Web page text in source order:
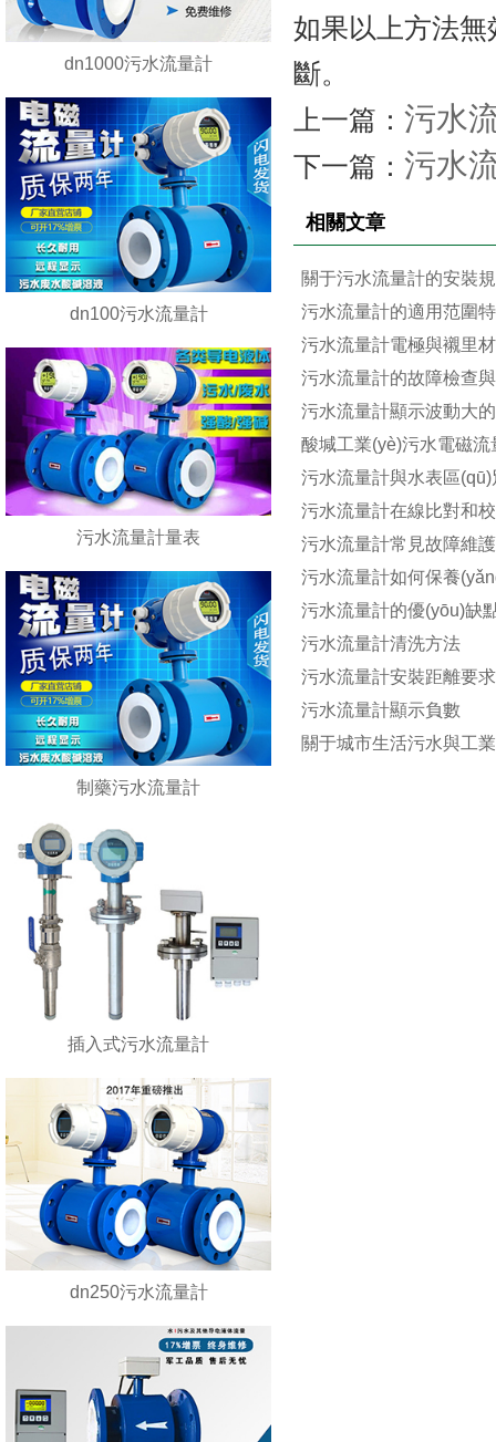
dn1000污水流量計
dn100污水流量計
污水流量計量表
制藥污水流量計
插入式污水流量計
dn250污水流量計
如果以上方法無
斷。
上一篇： 污水
下一篇： 污水
相關文章
關于污水流量計的安裝
污水流量計的適用范圍
污水流量計電極與襯里
污水流量計的故障檢查
污水流量計顯示波動大
酸堿工業(yè)污水電磁
污水流量計與水表區(qū)
污水流量計在線比對和
污水流量計常見故障維護
污水流量計如何保養
污水流量計的優(yōu)缺
污水流量計清洗方法
污水流量計安裝距離要求
污水流量計顯示負數
關于城市生活污水與工